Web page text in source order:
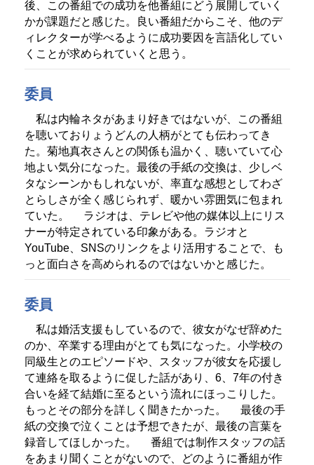
後、この番組での成功を他番組にどう展開していく
かが課題だと感じた。良い番組だからこそ、他のデ
ィレクターが学べるように成功要因を言語化してい
くことが求められていくと思う。
委員
私は内輪ネタがあまり好きではないが、この番組
を聴いておりょうどんの人柄がとても伝わってき
た。菊地真衣さんとの関係も温かく、聴いていて心
地よい気分になった。最後の手紙の交換は、少しベ
タなシーンかもしれないが、率直な感想としてわざ
とらしさが全く感じられず、暖かい雰囲気に包まれ
ていた。
ラジオは、テレビや他の媒体以上にリス
ナーが特定されている印象がある。ラジオと
YouTube、SNSのリンクをより活用することで、も
っと面白さを高められるのではないかと感じた。
委員
私は婚活支援もしているので、彼女がなぜ辞めた
のか、卒業する理由がとても気になった。小学校の
同級生とのエピソードや、スタッフが彼女を応援し
て連絡を取るように促した話があり、6、7年の付き
合いを経て結婚に至るという流れにほっこりした。
もっとその部分を詳しく聞きたかった。
最後の手
紙の交換で泣くことは予想できたが、最後の言葉を
録音してほしかった。
番組では制作スタッフの話
をあまり聞くことがないので、どのように番組が作